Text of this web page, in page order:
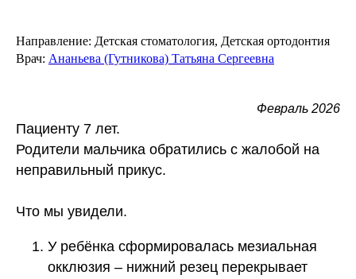
Направление: Детская стоматология, Детская ортодонтия
Врач: Ананьева (Гутникова) Татьяна Сергеевна
Февраль 2026
Пациенту 7 лет.
Родители мальчика обратились с жалобой на
неправильный прикус.
Что мы увидели.
У ребёнка сформировалась мезиальная
окклюзия – нижний резец перекрывает